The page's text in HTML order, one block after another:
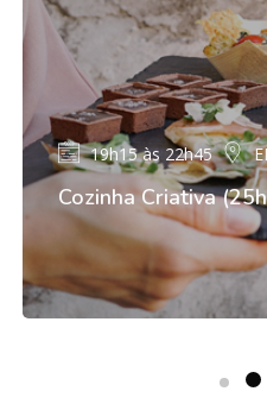
19h15 às 22h45
Cozinha Criativa